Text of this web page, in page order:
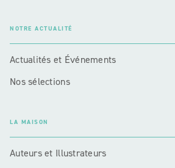
NOTRE ACTUALITÉ
Actualités et Événements
Nos sélections
LA MAISON
Auteurs et Illustrateurs